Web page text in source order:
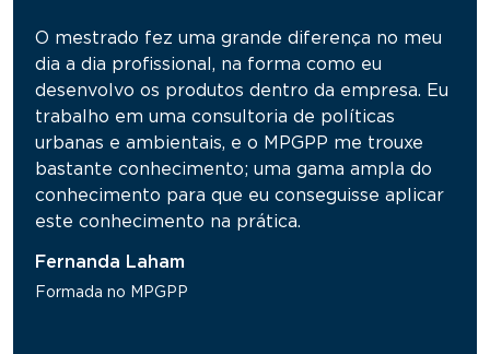
O mestrado fez uma grande diferença no meu
dia a dia profissional, na forma como eu
desenvolvo os produtos dentro da empresa. Eu
trabalho em uma consultoria de políticas
urbanas e ambientais, e o MPGPP me trouxe
bastante conhecimento; uma gama ampla do
conhecimento para que eu conseguisse aplicar
este conhecimento na prática.
Fernanda Laham
Formada no MPGPP